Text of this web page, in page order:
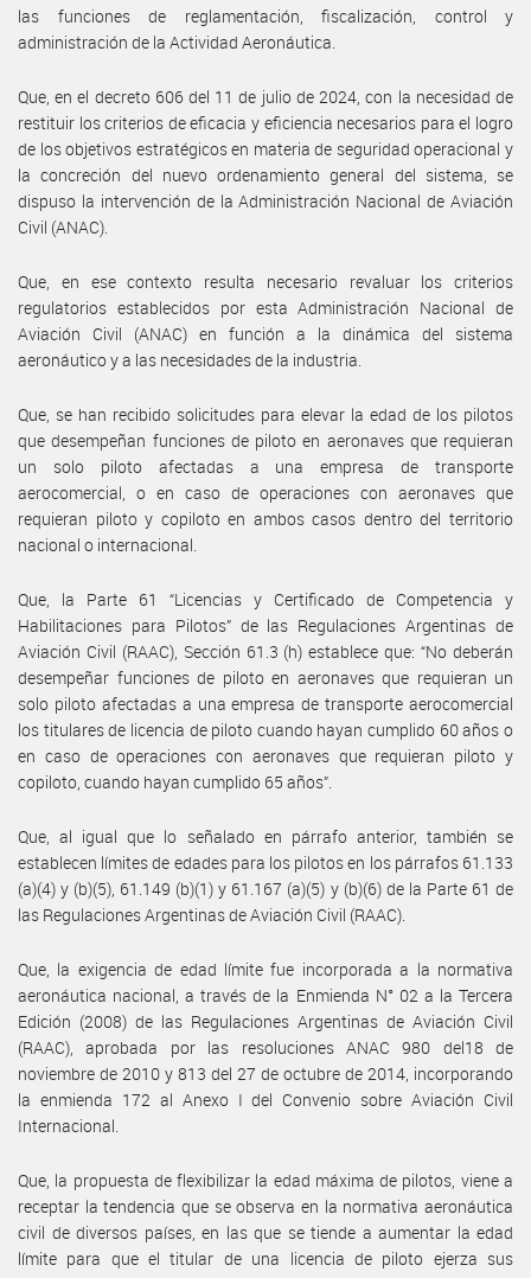
las funciones de reglamentación, fiscalización, control y
administración de la Actividad Aeronáutica.
Que, en el decreto 606 del 11 de julio de 2024, con la necesidad de
restituir los criterios de eficacia y eficiencia necesarios para el logro
de los objetivos estratégicos en materia de seguridad operacional y
la concreción del nuevo ordenamiento general del sistema, se
dispuso la intervención de la Administración Nacional de Aviación
Civil (ANAC).
Que, en ese contexto resulta necesario revaluar los criterios
regulatorios establecidos por esta Administración Nacional de
Aviación Civil (ANAC) en función a la dinámica del sistema
aeronáutico y a las necesidades de la industria.
Que, se han recibido solicitudes para elevar la edad de los pilotos
que desempeñan funciones de piloto en aeronaves que requieran
un solo piloto afectadas a una empresa de transporte
aerocomercial, o en caso de operaciones con aeronaves que
requieran piloto y copiloto en ambos casos dentro del territorio
nacional o internacional.
Que, la Parte 61 “Licencias y Certificado de Competencia y
Habilitaciones para Pilotos” de las Regulaciones Argentinas de
Aviación Civil (RAAC), Sección 61.3 (h) establece que: “No deberán
desempeñar funciones de piloto en aeronaves que requieran un
solo piloto afectadas a una empresa de transporte aerocomercial
los titulares de licencia de piloto cuando hayan cumplido 60 años o
en caso de operaciones con aeronaves que requieran piloto y
copiloto, cuando hayan cumplido 65 años”.
Que, al igual que lo señalado en párrafo anterior, también se
establecen límites de edades para los pilotos en los párrafos 61.133
(a)(4) y (b)(5), 61.149 (b)(1) y 61.167 (a)(5) y (b)(6) de la Parte 61 de
las Regulaciones Argentinas de Aviación Civil (RAAC).
Que, la exigencia de edad límite fue incorporada a la normativa
aeronáutica nacional, a través de la Enmienda N° 02 a la Tercera
Edición (2008) de las Regulaciones Argentinas de Aviación Civil
(RAAC), aprobada por las resoluciones ANAC 980 del18 de
noviembre de 2010 y 813 del 27 de octubre de 2014, incorporando
la enmienda 172 al Anexo I del Convenio sobre Aviación Civil
Internacional.
Que, la propuesta de flexibilizar la edad máxima de pilotos, viene a
receptar la tendencia que se observa en la normativa aeronáutica
civil de diversos países, en las que se tiende a aumentar la edad
límite para que el titular de una licencia de piloto ejerza sus